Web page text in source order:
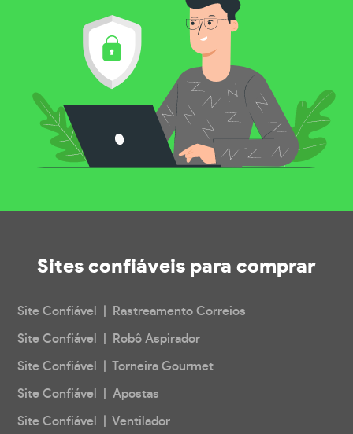
Sites confiáveis para comprar
Site Confiável | Rastreamento Correios
Site Confiável | Robô Aspirador
Site Confiável | Torneira Gourmet
Site Confiável | Apostas
Site Confiável | Ventilador